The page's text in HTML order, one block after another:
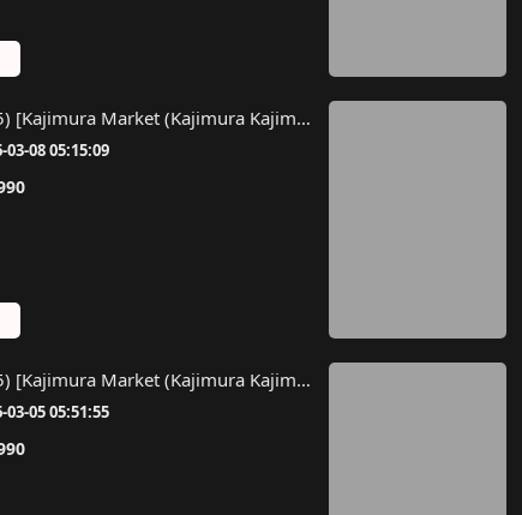
(C95) [Kajimura Market (Kajimura Kajima)] DesCon!! 22 -DESTROYER COMPLEX- (Kantai Collection -KanColle-) [Chinese] [靴下汉化组]
03-08 05:15:09
(C95) [Kajimura Market (Kajimura Kajima)] EsCom2 -Escort Complex- (Kantai Collection -KanColle-) [Chinese] [靴下汉化组]
03-05 05:51:55